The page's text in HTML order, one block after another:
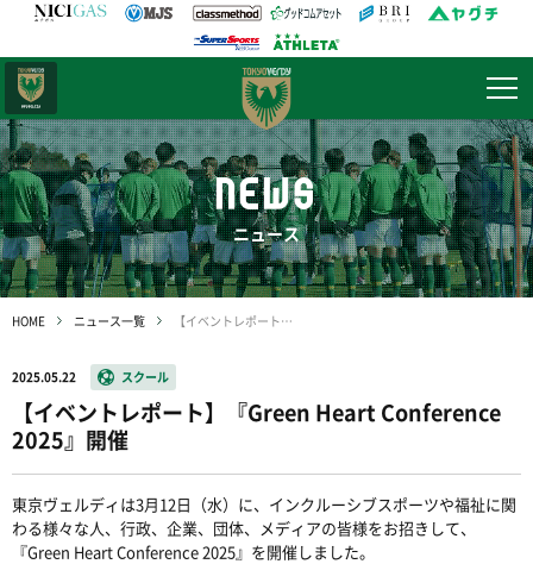
NEWS
ニュース
HOME ニュース一覧 【イベントレポート】『Green Heart Conference 2025』開催
2025.05.22 スクール
【イベントレポート】『Green Heart Conference
2025』開催
東京ヴェルディは3月12日（水）に、インクルーシブスポーツや福祉に関
わる様々な人、行政、企業、団体、メディアの皆様をお招きして、
『Green Heart Conference 2025』を開催しました。